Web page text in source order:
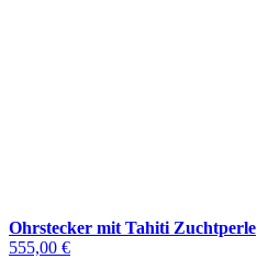
Ohrstecker mit Tahiti Zuchtperle
555,00 €